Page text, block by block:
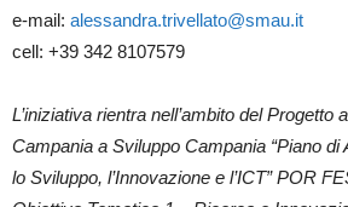
e-mail: alessandra.trivellato@smau.it
cell: +39 342 8107579
L’iniziativa rientra nell’ambito del Progetto
Campania a Sviluppo Campania “Piano
lo Sviluppo, l’Innovazione e l’ICT” POR